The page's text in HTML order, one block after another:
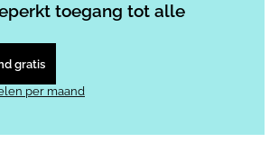
toegang tot alle
gratis
per maand